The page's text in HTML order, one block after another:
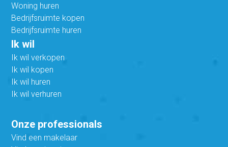
Woning huren
Bedrijfsruimte kopen
Bedrijfsruimte huren
Ik wil
Ik wil verkopen
Ik wil kopen
Ik wil huren
Ik wil verhuren
Onze professionals
Vind een makelaar